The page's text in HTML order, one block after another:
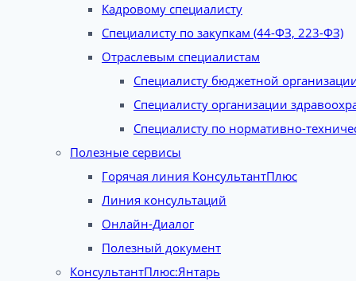
Кадровому специалисту
Специалисту по закупкам (44-ФЗ, 223-ФЗ)
Отраслевым специалистам
Специалисту бюджетной
Специалисту организации
Специалисту по нормативно-
Полезные сервисы
Горячая линия КонсультантПлюс
Линия консультаций
Онлайн-Диалог
Полезный документ
КонсультантПлюс:Янтарь